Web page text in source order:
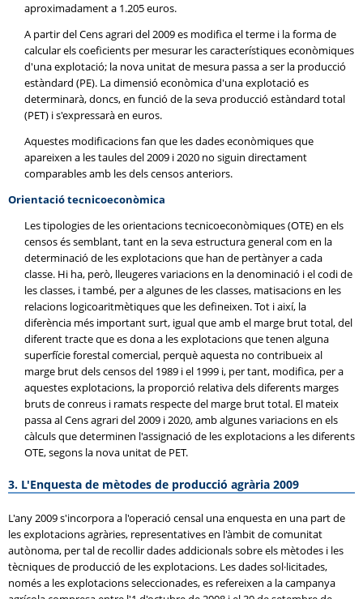
aproximadament a 1.205 euros.
A partir del Cens agrari del 2009 es modifica el terme i la forma de
calcular els coeficients per mesurar les característiques econòmiques
d'una explotació; la nova unitat de mesura passa a ser la producció
estàndard (PE). La dimensió econòmica d'una explotació es
determinarà, doncs, en funció de la seva producció estàndard total
(PET) i s'expressarà en euros.
Aquestes modificacions fan que les dades econòmiques que
apareixen a les taules del 2009 i 2020 no siguin directament
comparables amb les dels censos anteriors.
Orientació tecnicoeconòmica
Les tipologies de les orientacions tecnicoeconòmiques (OTE) en els
censos és semblant, tant en la seva estructura general com en la
determinació de les explotacions que han de pertànyer a cada
classe. Hi ha, però, lleugeres variacions en la denominació i el codi de
les classes, i també, per a algunes de les classes, matisacions en les
relacions logicoaritmètiques que les defineixen. Tot i així, la
diferència més important surt, igual que amb el marge brut total, del
diferent tracte que es dona a les explotacions que tenen alguna
superfície forestal comercial, perquè aquesta no contribueix al
marge brut dels censos del 1989 i el 1999 i, per tant, modifica, per a
aquestes explotacions, la proporció relativa dels diferents marges
bruts de conreus i ramats respecte del marge brut total. El mateix
passa al Cens agrari del 2009 i 2020, amb algunes variacions en els
càlculs que determinen l'assignació de les explotacions a les diferents
OTE, segons la nova unitat de PET.
3. L'Enquesta de mètodes de producció agrària 2009
L'any 2009 s'incorpora a l'operació censal una enquesta en una part de
les explotacions agràries, representatives en l'àmbit de comunitat
autònoma, per tal de recollir dades addicionals sobre els mètodes i les
tècniques de producció de les explotacions. Les dades sol·licitades,
només a les explotacions seleccionades, es refereixen a la campanya